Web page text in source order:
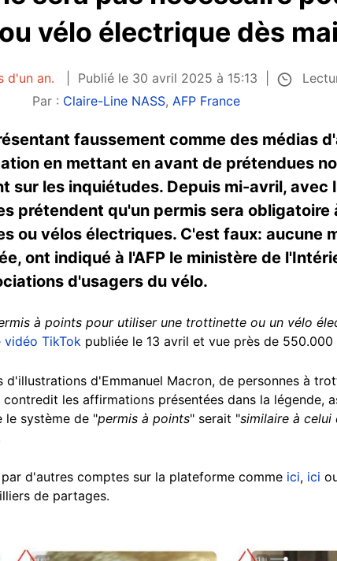
vélo électrique dès
d'un an. Publié le 30 avril 2025 à 15:13
Par : Claire-Line NASS, AFP France
faussement comme des médias
en mettant en avant de prétendues
sur les inquiétudes. Depuis mi-avril, avec
prétendent qu'un permis sera
ou vélos électriques. C'est faux: aucune
ont indiqué à l'AFP le ministère de
d'usagers du vélo.
à points pour utiliser une trottinette ou un vélo
vidéo TikTok publiée le 13 avril et vue près de 550.000
d'illustrations d'Emmanuel Macron, de personnes à
les affirmations présentées dans la légende,
le système de "permis à points" serait "similaire à celui
d'autres comptes sur la plateforme comme ici, ici
de partages.